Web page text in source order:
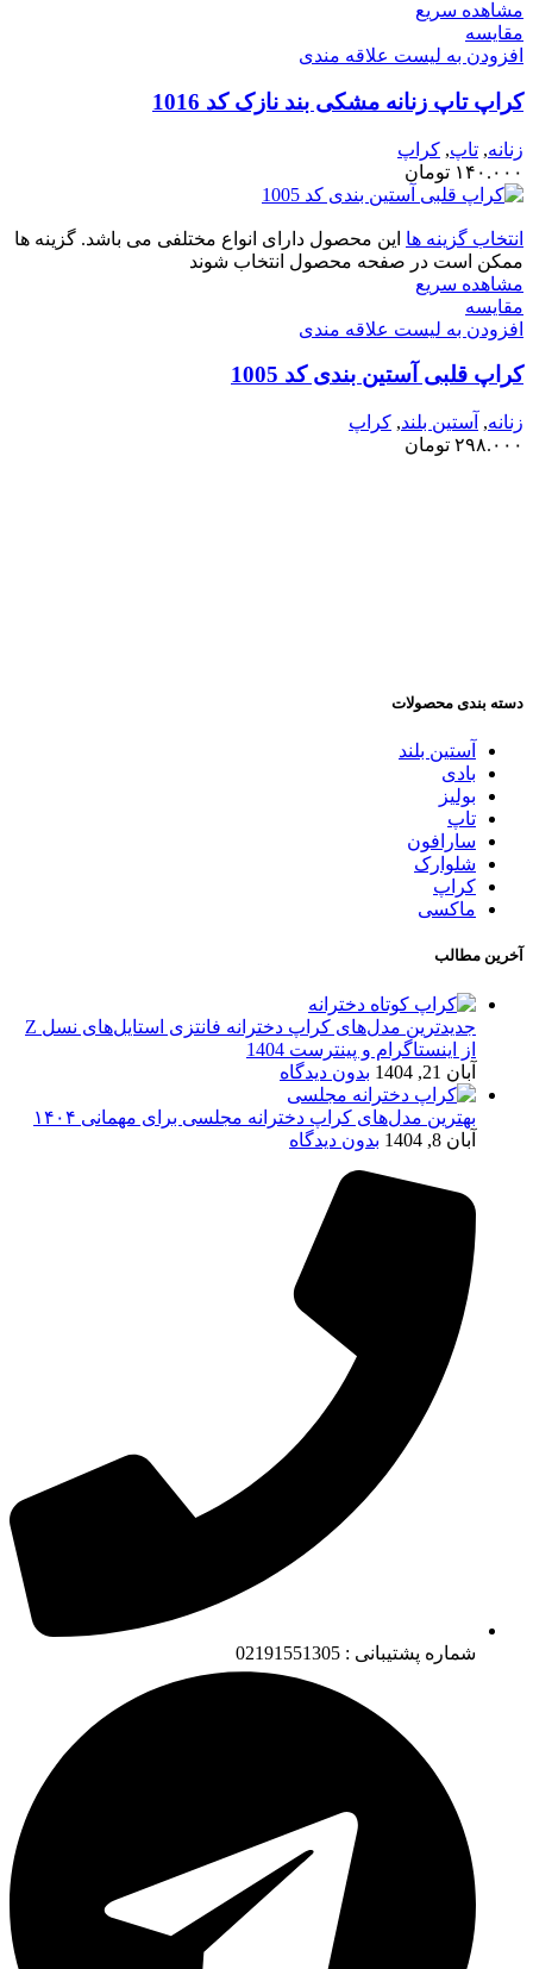
مشاهده سریع
مقایسه
افزودن به لیست علاقه مندی
کراپ تاپ زنانه مشکی بند نازک کد 1016
زنانه, تاپ, کراپ
۱۴۰.۰۰۰ تومان
انتخاب گزینه ها این محصول دارای انواع مختلفی می باشد. گزینه ها
ممکن است در صفحه محصول انتخاب شوند
مشاهده سریع
مقایسه
افزودن به لیست علاقه مندی
کراپ قلبی آستین بندی کد 1005
زنانه, آستین بلند, کراپ
۲۹۸.۰۰۰ تومان
دسته بندی محصولات
آستین بلند
بادی
بولیز
تاپ
سارافون
شلوارک
کراپ
ماکسی
آخرین مطالب
جدیدترین مدل‌های کراپ دخترانه فانتزی استایل‌های نسل Z
از اینستاگرام و پینترست 1404
آبان 21, 1404
بدون دیدگاه
بهترین مدل‌های کراپ دخترانه مجلسی برای مهمانی ۱۴۰۴
آبان 8, 1404
بدون دیدگاه
شماره پشتیبانی : 02191551305